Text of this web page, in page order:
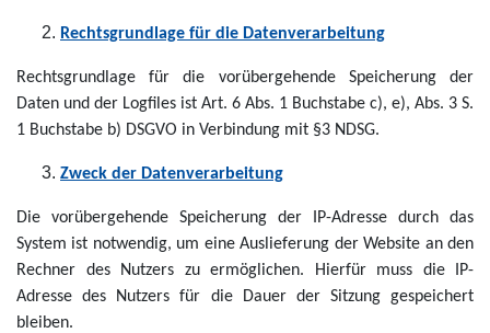
Rechtsgrundlage für die Datenverarbeitung
Rechtsgrundlage für die vorübergehende Speicherung der
Daten und der Logfiles ist Art. 6 Abs. 1 Buchstabe c), e), Abs. 3 S.
1 Buchstabe b) DSGVO in Verbindung mit §3 NDSG.
Zweck der Datenverarbeitung
Die vorübergehende Speicherung der IP-Adresse durch das
System ist notwendig, um eine Auslieferung der Website an den
Rechner des Nutzers zu ermöglichen. Hierfür muss die IP-
Adresse des Nutzers für die Dauer der Sitzung gespeichert
bleiben.